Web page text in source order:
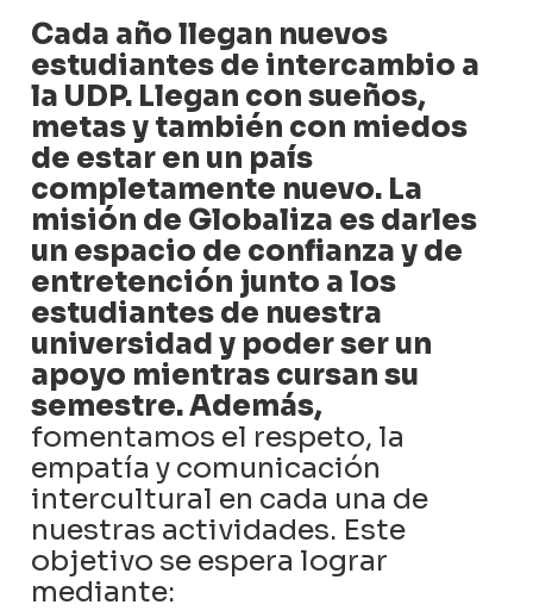
Cada año llegan nuevos
estudiantes de intercambio a
la UDP. Llegan con sueños,
metas y también con miedos
de estar en un país
completamente nuevo. La
misión de Globaliza es darles
un espacio de confianza y de
entretención junto a los
estudiantes de nuestra
universidad y poder ser un
apoyo mientras cursan su
semestre. Además,
fomentamos el respeto, la
empatía y comunicación
intercultural en cada una de
nuestras actividades. Este
objetivo se espera lograr
mediante: